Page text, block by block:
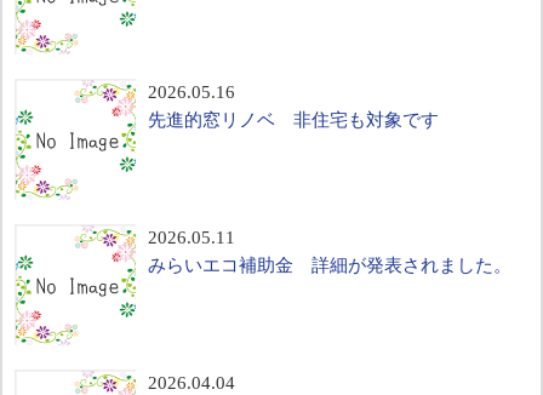
2026.05.16
先進的窓リノベ 非住宅も対象です
2026.05.11
みらいエコ補助金 詳細が発表されました。
2026.04.04